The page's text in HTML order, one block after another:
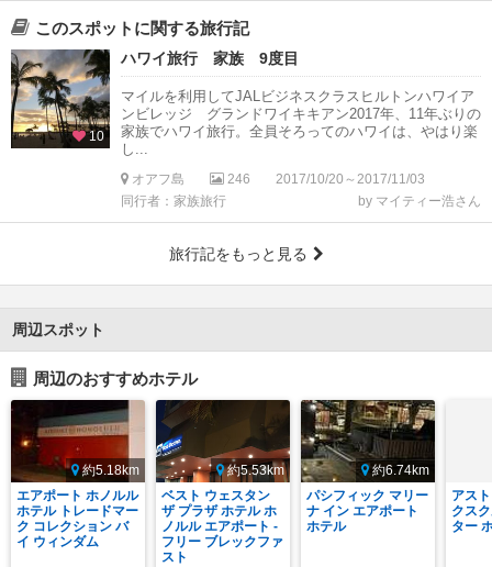
このスポットに関する旅行記
10
ハワイ旅行 家族 9度目
マイルを利用してJALビジネスクラスヒルトンハワイア
ンビレッジ グランドワイキキアン2017年、11年ぶりの
家族でハワイ旅行。全員そろってのハワイは、やはり楽
し...
オアフ島 246
2017/10/20～2017/11/03
同行者：家族旅行
by マイティー浩さん
旅行記をもっと見る
周辺スポット
周辺のおすすめホテル
約5.18km
エアポート ホノルル
ホテル トレードマー
ク コレクション バ
イ ウィンダム
約5.53km
ベスト ウェスタン
ザ プラザ ホテル ホ
ノルル エアポート -
フリー ブレックファ
スト
約6.74km
パシフィック マリー
ナ イン エアポート
ホテル
アス
クス
ター